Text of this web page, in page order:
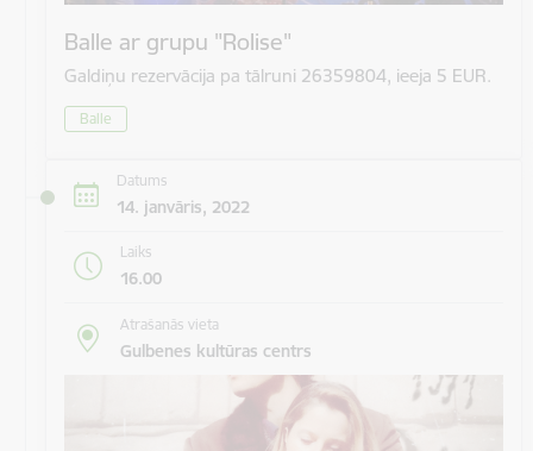
Balle ar grupu "Rolise"
Galdiņu rezervācija pa tālruni 26359804, ieeja 5 EUR.
Balle
Datums
14. janvāris, 2022
Laiks
16.00
Atrašanās vieta
Gulbenes kultūras centrs